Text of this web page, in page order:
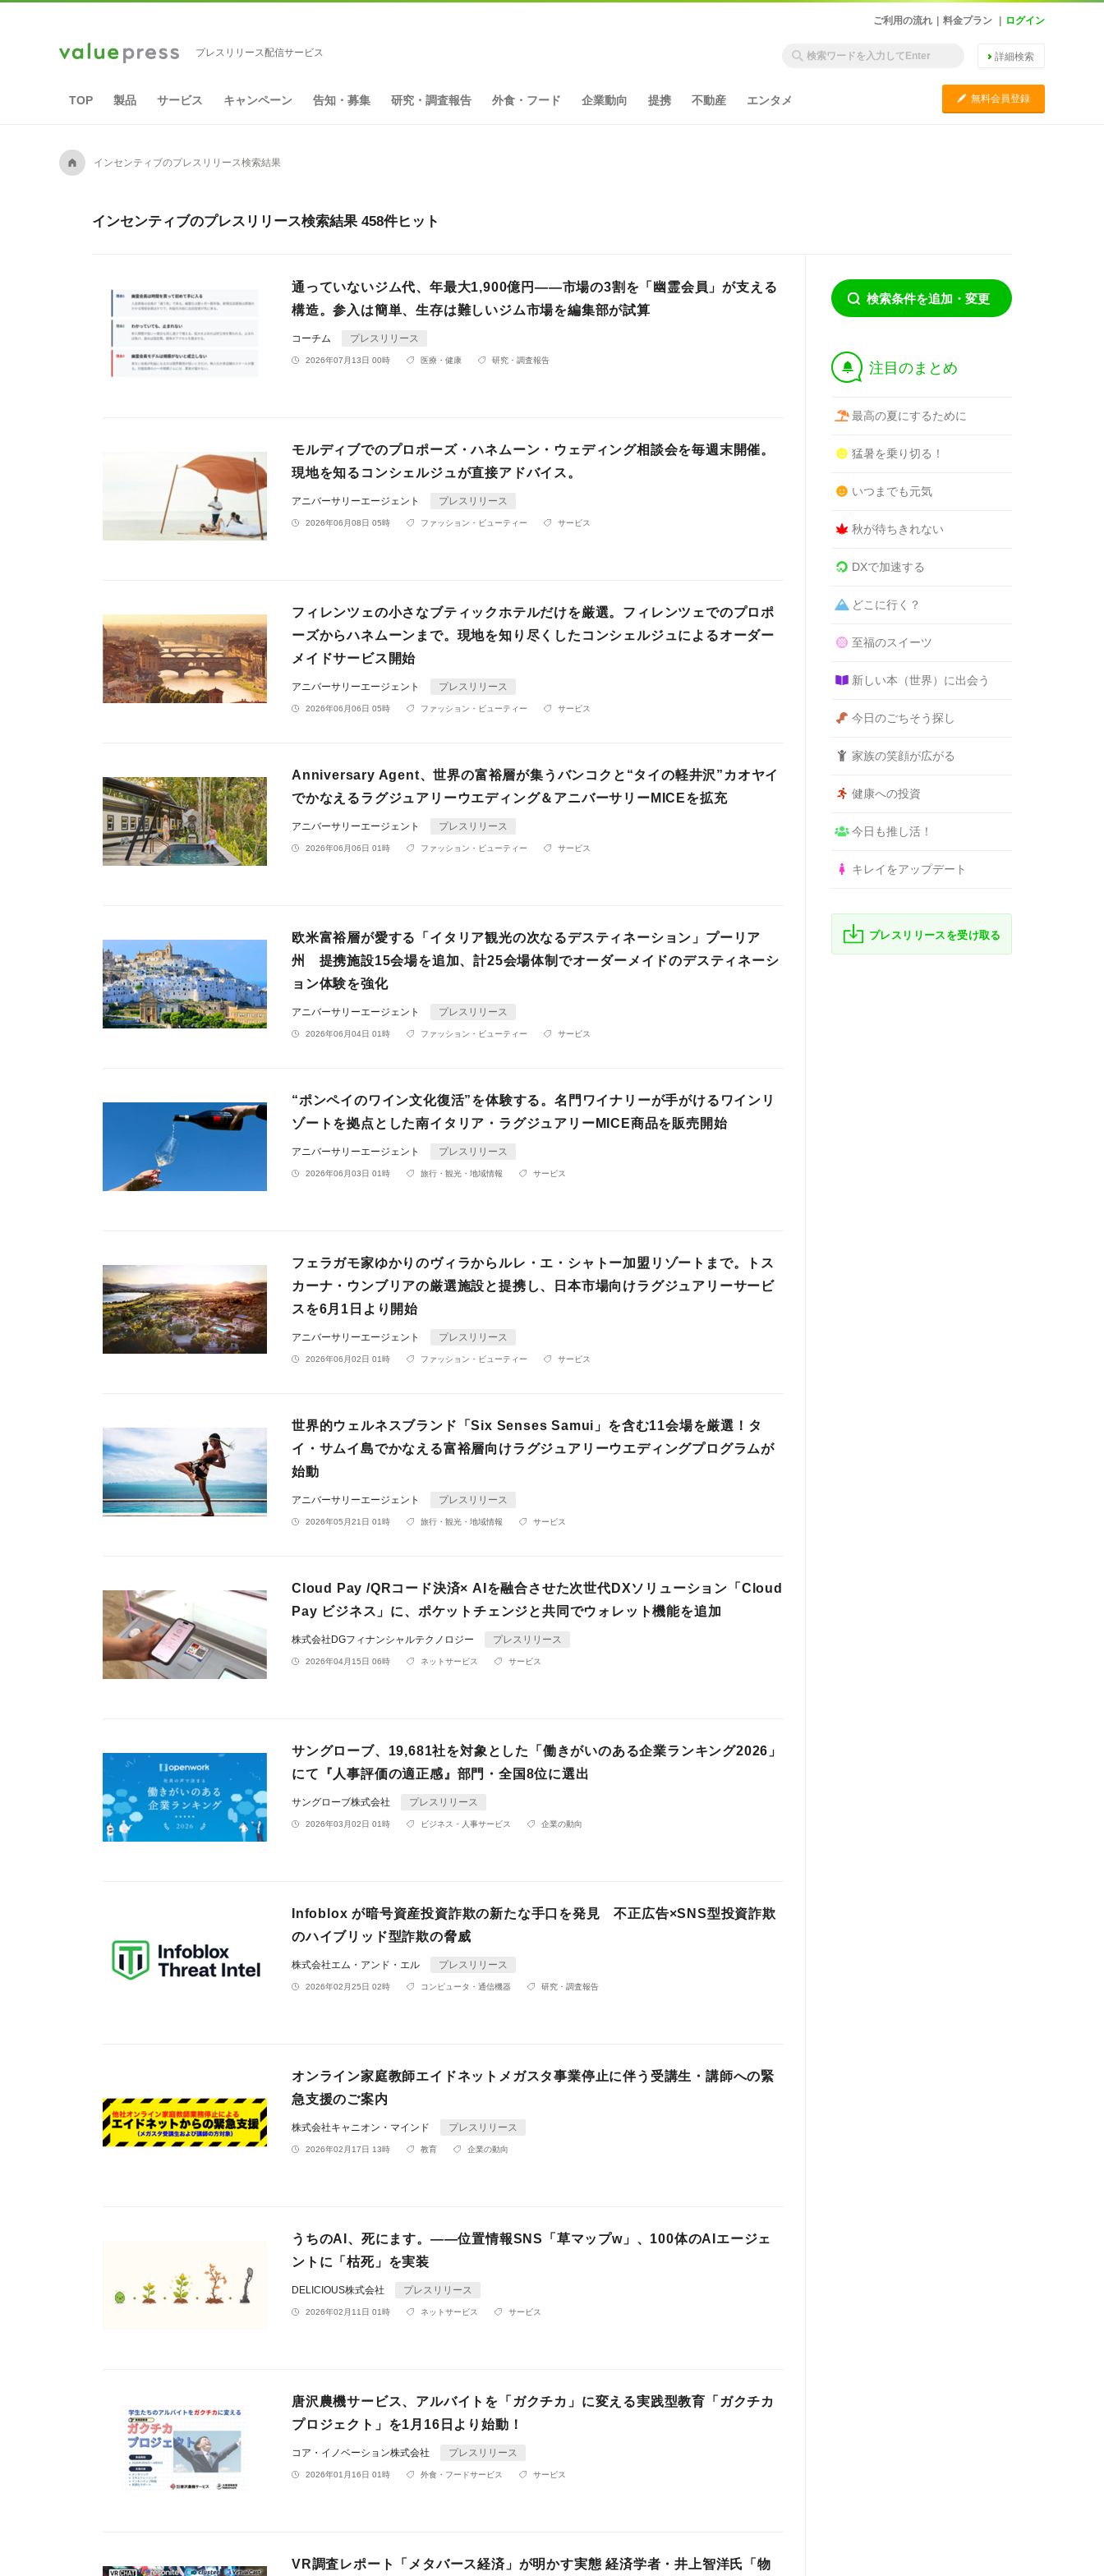
ご利用の流れ 料金プラン ログイン
プレスリリース配信サービス 詳細検索
TOP 製品 サービス キャンペーン 告知・募集 研究・調査報告 外食・フード 企業動向 提携 不動産 エンタメ C 無料会員登録
A インセンティブのプレスリリース検索結果
インセンティブのプレスリリース検索結果 458件ヒット
通っていないジム代、年最大1,900億円――市場の3割を「幽霊会員」が支える
構造。参入は簡単、生存は難しいジム市場を編集部が試算
コーチム プレスリリース
2026年07月13日 00時 医療・健康 研究・調査報告
モルディブでのプロポーズ・ハネムーン・ウェディング相談会を毎週末開催。
現地を知るコンシェルジュが直接アドバイス。
アニバーサリーエージェント プレスリリース
2026年06月08日 05時 ファッション・ビューティー サービス
フィレンツェの小さなブティックホテルだけを厳選。フィレンツェでのプロポ
ーズからハネムーンまで。現地を知り尽くしたコンシェルジュによるオーダー
メイドサービス開始
アニバーサリーエージェント プレスリリース
2026年06月06日 05時 ファッション・ビューティー サービス
Anniversary Agent、世界の富裕層が集うバンコクと“タイの軽井沢”カオヤイ
でかなえるラグジュアリーウエディング＆アニバーサリーMICEを拡充
アニバーサリーエージェント プレスリリース
2026年06月06日 01時 ファッション・ビューティー サービス
欧米富裕層が愛する「イタリア観光の次なるデスティネーション」プーリア
州 提携施設15会場を追加、計25会場体制でオーダーメイドのデスティネーシ
ョン体験を強化
アニバーサリーエージェント プレスリリース
2026年06月04日 01時 ファッション・ビューティー サービス
“ポンペイのワイン文化復活”を体験する。名門ワイナリーが手がけるワインリ
ゾートを拠点とした南イタリア・ラグジュアリーMICE商品を販売開始
アニバーサリーエージェント プレスリリース
2026年06月03日 01時 旅行・観光・地域情報 サービス
フェラガモ家ゆかりのヴィラからルレ・エ・シャトー加盟リゾートまで。トス
カーナ・ウンブリアの厳選施設と提携し、日本市場向けラグジュアリーサービ
スを6月1日より開始
アニバーサリーエージェント プレスリリース
2026年06月02日 01時 ファッション・ビューティー サービス
世界的ウェルネスブランド「Six Senses Samui」を含む11会場を厳選！タ
イ・サムイ島でかなえる富裕層向けラグジュアリーウエディングプログラムが
始動
アニバーサリーエージェント プレスリリース
2026年05月21日 01時 旅行・観光・地域情報 サービス
Cloud Pay /QRコード決済× AIを融合させた次世代DXソリューション「Cloud
Pay ビジネス」に、ポケットチェンジと共同でウォレット機能を追加
株式会社DGフィナンシャルテクノロジー プレスリリース
2026年04月15日 06時 ネットサービス サービス
サングローブ、19,681社を対象とした「働きがいのある企業ランキング2026」
にて『人事評価の適正感』部門・全国8位に選出
サングローブ株式会社 プレスリリース
2026年03月02日 01時 ビジネス・人事サービス 企業の動向
Infoblox が暗号資産投資詐欺の新たな手口を発見 不正広告×SNS型投資詐欺
のハイブリッド型詐欺の脅威
株式会社エム・アンド・エル プレスリリース
2026年02月25日 02時 コンピュータ・通信機器 研究・調査報告
オンライン家庭教師エイドネットメガスタ事業停止に伴う受講生・講師への緊
急支援のご案内
株式会社キャニオン・マインド プレスリリース
2026年02月17日 13時 教育 企業の動向
うちのAI、死にます。——位置情報SNS「草マップw」、100体のAIエージェ
ントに「枯死」を実装
DELICIOUS株式会社 プレスリリース
2026年02月11日 01時 ネットサービス サービス
唐沢農機サービス、アルバイトを「ガクチカ」に変える実践型教育「ガクチカ
プロジェクト」を1月16日より始動！
コア・イノベーション株式会社 プレスリリース
2026年01月16日 01時 外食・フードサービス サービス
VR調査レポート「メタバース経済」が明かす実態 経済学者・井上智洋氏「物
検索条件を追加・変更
† 注目のまとめ
最高の夏にするために
猛暑を乗り切る！
いつまでも元気
秋が待ちきれない
DXで加速する
どこに行く？
至福のスイーツ
新しい本（世界）に出会う
今日のごちそう探し
家族の笑顔が広がる
健康への投資
今日も推し活！
キレイをアップデート
プレスリリースを受け取る